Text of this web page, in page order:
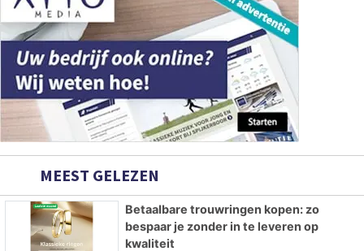
MEEST GELEZEN
Betaalbare trouwringen kopen: zo
bespaar je zonder in te leveren op
kwaliteit